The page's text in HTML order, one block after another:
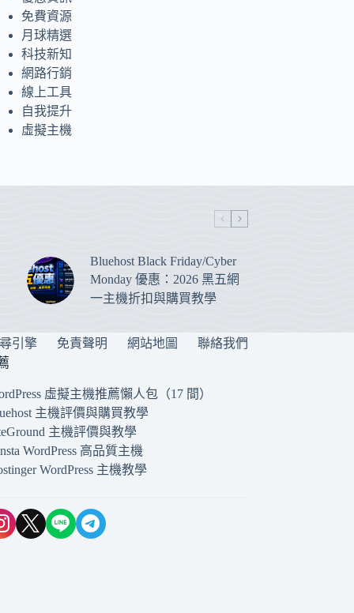
免費資源
月球精選
科技新知
網路行銷
線上工具
自我提升
虛擬主機
Bluehost Black Friday/Cyber
Monday 優惠：2026 黑五網
一主機折扣與購買教學
引擎 免責聲明 網站地圖 聯絡我們
虛擬主機推薦懶人包（17 間）
主機評價與購買教學
主機評價與教學
WordPress 高品質主機
WordPress 主機教學